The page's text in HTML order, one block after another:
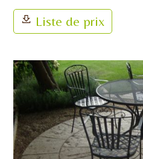
Liste de prix